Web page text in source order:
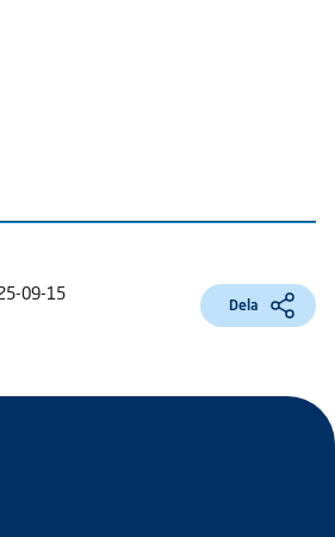
09-15
Dela